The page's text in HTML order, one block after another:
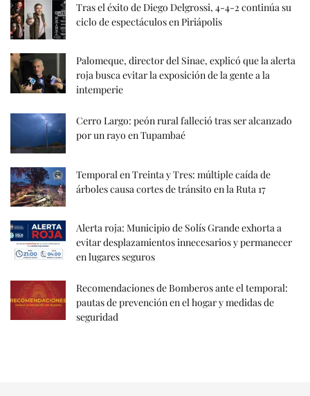
Tras el éxito de Diego Delgrossi, 4-4-2 continúa su
ciclo de espectáculos en Piriápolis
Palomeque, director del Sinae, explicó que la alerta
roja busca evitar la exposición de la gente a la
intemperie
Cerro Largo: peón rural falleció tras ser alcanzado
por un rayo en Tupambaé
Temporal en Treinta y Tres: múltiple caída de
árboles causa cortes de tránsito en la Ruta 17
Alerta roja: Municipio de Solís Grande exhorta a
evitar desplazamientos innecesarios y permanecer
en lugares seguros
Recomendaciones de Bomberos ante el temporal:
pautas de prevención en el hogar y medidas de
seguridad